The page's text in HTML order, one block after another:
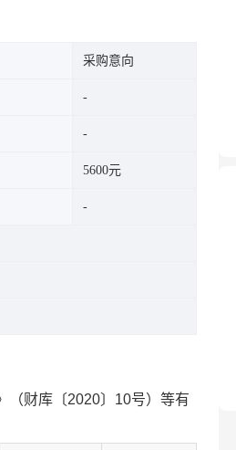
采购意向
5600元
（财库〔2020〕10号）等有